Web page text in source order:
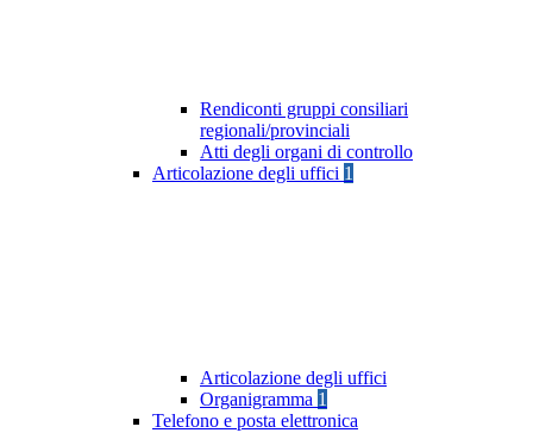
Rendiconti gruppi consiliari
regionali/provinciali
Atti degli organi di controllo
Articolazione degli uffici 1
Articolazione degli uffici
Organigramma 1
Telefono e posta elettronica